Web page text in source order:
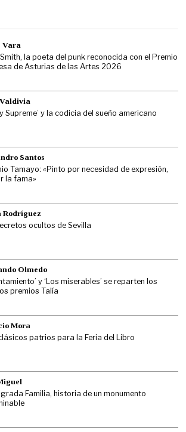
Vara
la poeta del punk reconocida con el Premio
de Asturias de las Artes 2026
Supreme’ y la codicia del sueño americano
Santos
Tamayo: «Pinto por necesidad de expresión,
la fama»
Rodríguez
ocultos de Sevilla
Olmedo
y ‘Los miserables’ se reparten los
premios Talía
Mora
patrios para la Feria del Libro
Familia, historia de un monumento